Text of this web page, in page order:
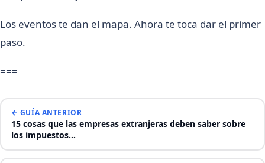
Los eventos te dan el mapa. Ahora te toca dar el primer
paso.
===
← GUÍA ANTERIOR
15 cosas que las empresas extranjeras deben saber sobre
los impuestos…